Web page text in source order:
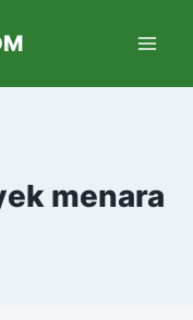
menara